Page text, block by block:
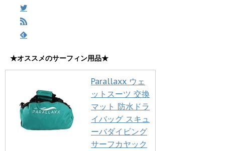
★オススメのサーフィン用品★
Parallaxx ウェ
ットスーツ 交換
マット 防水ドラ
イバッグ スキュ
ーバダイビング
サーフカヤック